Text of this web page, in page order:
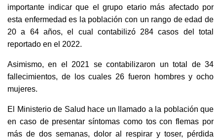
importante indicar que el grupo etario más afectado por
esta enfermedad es la población con un rango de edad de
20 a 64 años, el cual contabilizó 284 casos del total
reportado en el 2022.
Asimismo, en el 2021 se contabilizaron un total de 34
fallecimientos, de los cuales 26 fueron hombres y ocho
mujeres.
El Ministerio de Salud hace un llamado a la población que
en caso de presentar síntomas como tos con flemas por
más de dos semanas, dolor al respirar y toser, pérdida